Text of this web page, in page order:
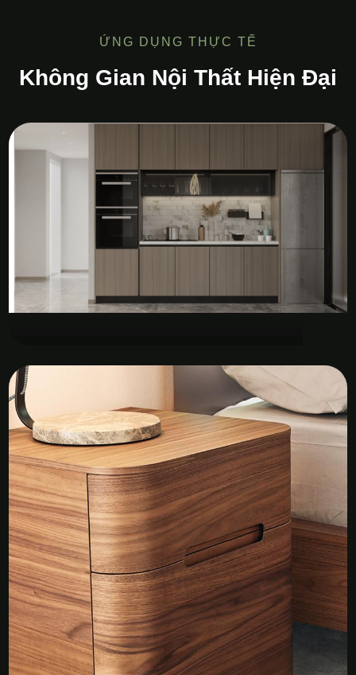
ỨNG DỤNG THỰC TẾ
Không Gian Nội Thất Hiện Đại